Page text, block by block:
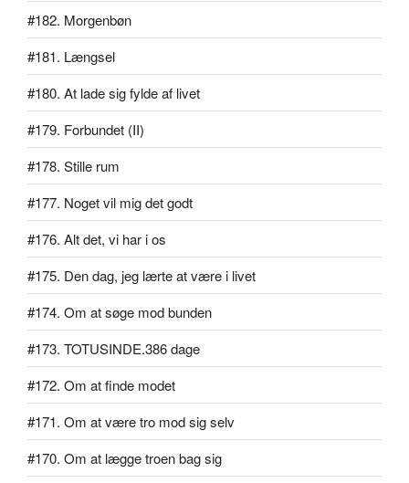
#182. Morgenbøn
#181. Længsel
#180. At lade sig fylde af livet
#179. Forbundet (II)
#178. Stille rum
#177. Noget vil mig det godt
#176. Alt det, vi har i os
#175. Den dag, jeg lærte at være i livet
#174. Om at søge mod bunden
#173. TOTUSINDE.386 dage
#172. Om at finde modet
#171. Om at være tro mod sig selv
#170. Om at lægge troen bag sig